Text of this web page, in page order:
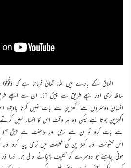
ساتھ نرمی اور اچھے طریق سے پیش آؤ۔ ان سے اچھے
انسان دوسروں سے اکّھڑپن سے بات نہیں کرتا
اکھڑپن ہوتا ہے لیکن وہ ہر وقت اس کا اظہار نہیں
سے بات کرو تو ان سے نرمی اور ملاطفت سے پیش آؤ
اس خشونت اور اکھڑ پن کی طبیعت میں نرمی پیدا کرو
ہونی چاہئے جو دوسرے کو تکلیف پہنچانے والی ہو۔ ذرا